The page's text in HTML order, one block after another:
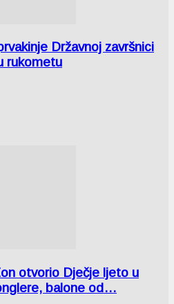
Državnoj završnici
rukometu
otvorio Dječje ljeto u
balone od…